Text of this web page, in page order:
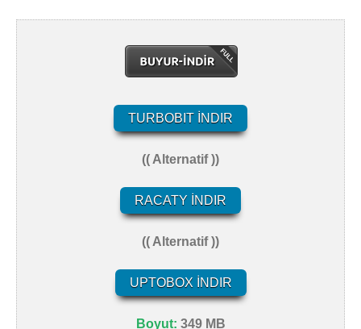
TURBOBIT İNDIR
(( Alternatif ))
RACATY İNDIR
(( Alternatif ))
UPTOBOX İNDIR
Boyut: 349 MB